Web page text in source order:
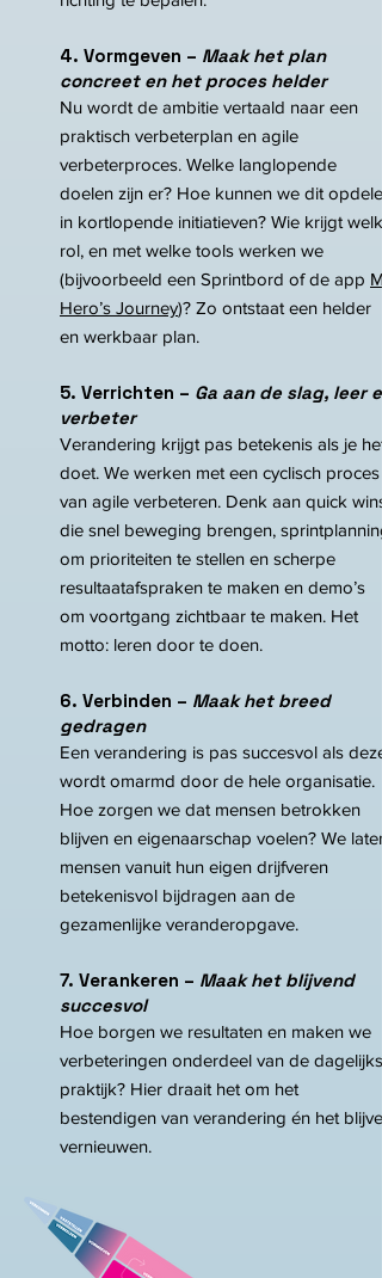
4. Vormgeven – Maak het plan
concreet en het proces helder
Nu wordt de ambitie vertaald naar een
praktisch verbeterplan en agile
verbeterproces. Welke langlopende
doelen zijn er? Hoe kunnen we dit opdelen
in kortlopende initiatieven? Wie krijgt welke
rol, en met welke tools werken we
(bijvoorbeeld een Sprintbord of de app My
Hero’s Journey)? Zo ontstaat een helder
en werkbaar plan.
5. Verrichten – Ga aan de slag, leer en
verbeter
Verandering krijgt pas betekenis als je het
doet. We werken met een cyclisch proces
van agile verbeteren. Denk aan quick wins
die snel beweging brengen, sprintplanning
om prioriteiten te stellen en scherpe
resultaatafspraken te maken en demo’s
om voortgang zichtbaar te maken. Het
motto: leren door te doen.
6. Verbinden – Maak het breed
gedragen
Een verandering is pas succesvol als deze
wordt omarmd door de hele organisatie.
Hoe zorgen we dat mensen betrokken
blijven en eigenaarschap voelen? We laten
mensen vanuit hun eigen drijfveren
betekenisvol bijdragen aan de
gezamenlijke veranderopgave.
7. Verankeren – Maak het blijvend
succesvol
Hoe borgen we resultaten en maken we
verbeteringen onderdeel van de dagelijkse
praktijk? Hier draait het om het
bestendigen van verandering én het blijven
vernieuwen.